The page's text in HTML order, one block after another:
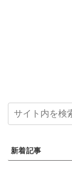
新着記事